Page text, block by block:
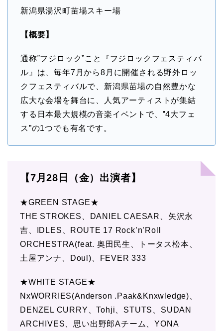
新潟県湯沢町苗場スキー場
【概要】
通称‟フジロック”こと『フジロックフェスティバ
ル』は、毎年7月から8月に開催される野外ロッ
クフェスティバルで、新潟県苗場の自然豊かな
広大な会場を舞台に、人気アーティストが集結
する日本最大規模の音楽イベントで、‟4大フェ
ス”の1つでも有名です。
【7月28日（金）出演者】
★GREEN STAGE★
THE STROKES、DANIEL CAESAR、矢沢永
吉、IDLES、ROUTE 17 Rock’n’Roll
ORCHESTRA(feat. 奥田民生、トータス松本、
土屋アンナ、Doul)、FEVER 333
★WHITE STAGE★
NxWORRIES(Anderson .Paak&Knxwledge)、
DENZEL CURRY、Tohji、STUTS、SUDAN
ARCHIVES、思い出野郎Aチーム、YONA